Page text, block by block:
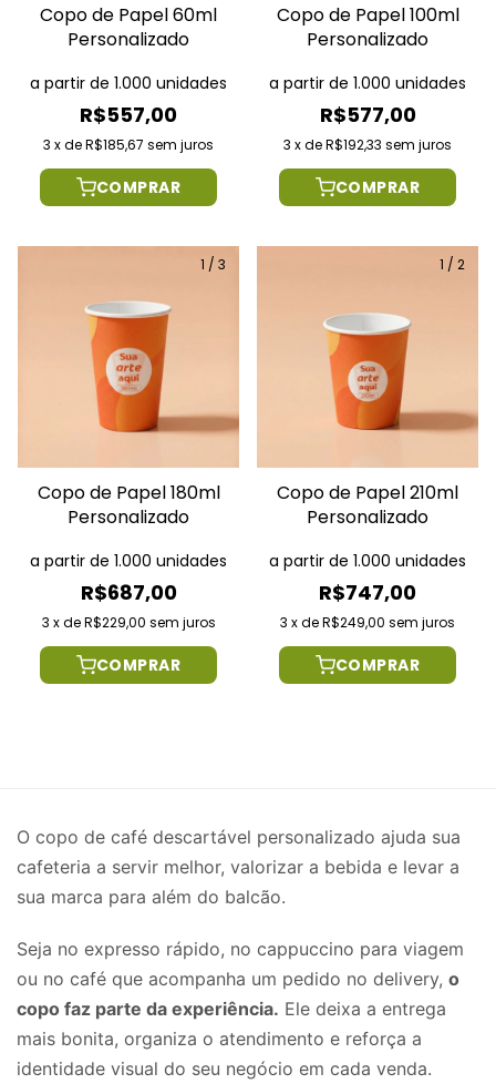
Copo de Papel 60ml
Personalizado
R$557,00
3 xdeR$185,67 sem juros
a partir de 1.000 unidades
COMPRAR
Copo de Papel 100ml
Personalizado
R$577,00
3 xdeR$192,33 sem juros
a partir de 1.000 unidades
COMPRAR
1 / 3
Copo de Papel 180ml
Personalizado
R$687,00
3 xdeR$229,00 sem juros
a partir de 1.000 unidades
COMPRAR
1 / 2
Copo de Papel 210ml
Personalizado
R$747,00
3 xdeR$249,00 sem juros
a partir de 1.000 unidades
COMPRAR
O copo de café descartável personalizado ajuda sua
cafeteria a servir melhor, valorizar a bebida e levar a
sua marca para além do balcão.
Seja no expresso rápido, no cappuccino para viagem
ou no café que acompanha um pedido no delivery, o
copo faz parte da experiência. Ele deixa a entrega
mais bonita, organiza o atendimento e reforça a
identidade visual do seu negócio em cada venda.